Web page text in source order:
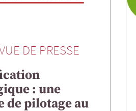
DE PRESSE
: une
de pilotage au